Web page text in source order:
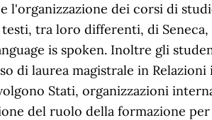
l'organizzazione dei corsi di
tra loro differenti, di
is spoken. Inoltre gli
di laurea magistrale in
Stati, organizzazioni
del ruolo della formazione